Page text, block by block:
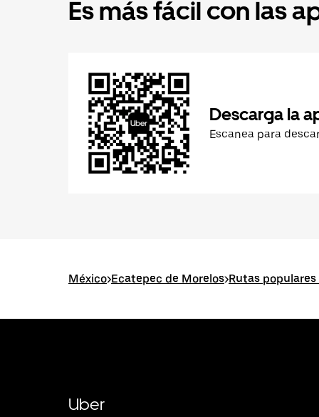
Es más fácil con las
Descarga la
Escanea para
México>Ecatepec de Morelos>Rutas
Uber